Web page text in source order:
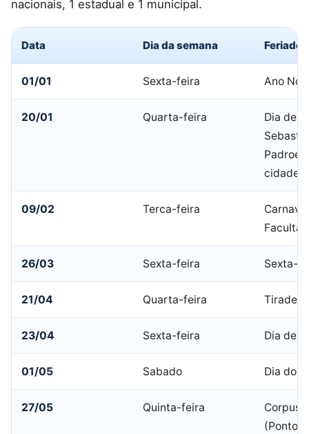
nacionais, 1 estadual e 1 municipal.
Data Dia da semana Feriado
01/01 Sexta-feira Ano
20/01 Quarta-feira
Dia de
cidade
09/02 Terca-feira
26/03 Sexta-feira Sexta-
21/04 Quarta-feira
23/04 Sexta-feira Dia de
01/05 Sabado Dia do
27/05 Quinta-feira
Corpus
(Ponto